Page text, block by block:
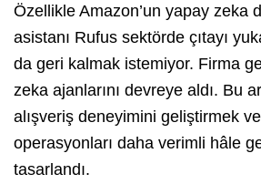
Özellikle Amazon’un yapay zeka
asistanı Rufus sektörde çıtayı
da geri kalmak istemiyor. Firma
zeka ajanlarını devreye aldı. Bu
alışveriş deneyimini geliştirmek
operasyonları daha verimli hâle
tasarlandı.